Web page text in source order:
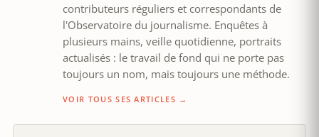
contributeurs réguliers et correspondants de
l'Observatoire du journalisme. Enquêtes à
plusieurs mains, veille quotidienne, portraits
actualisés : le travail de fond qui ne porte pas
toujours un nom, mais toujours une méthode.
VOIR TOUS SES ARTICLES →